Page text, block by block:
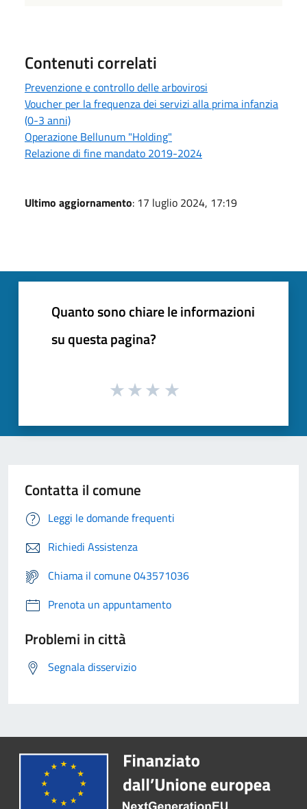
Contenuti correlati
Prevenzione e controllo delle arbovirosi
Voucher per la frequenza dei servizi alla prima infanzia
(0-3 anni)
Operazione Bellunum "Holding"
Relazione di fine mandato 2019-2024
Ultimo aggiornamento: 17 luglio 2024, 17:19
Quanto sono chiare le informazioni
su questa pagina?
Contatta il comune
Leggi le domande frequenti
Richiedi Assistenza
Chiama il comune 043571036
Prenota un appuntamento
Problemi in città
Segnala disservizio